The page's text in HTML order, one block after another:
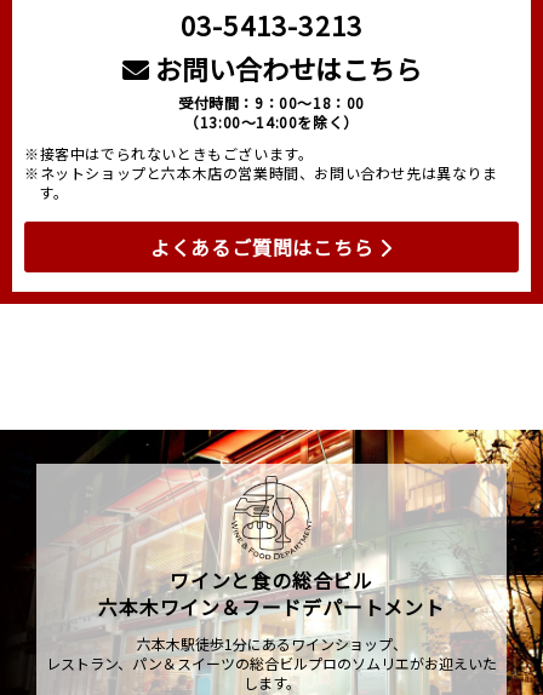
03-5413-3213
お問い合わせはこちら
受付時間：9：00～18：00
（13:00～14:00を除く）
※接客中はでられないときもございます。
※ネットショップと六本木店の営業時間、お問い合わせ先は異なりま
す。
よくあるご質問はこちら
ワインと食の総合ビル
六本木ワイン＆フードデパートメント
六本木駅徒歩1分にあるワインショップ、
レストラン、パン＆スイーツの総合ビルプロのソムリエがお迎えいた
します。